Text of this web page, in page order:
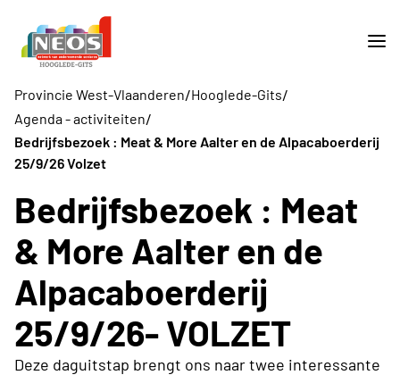
Provincie West-Vlaanderen/Hooglede-Gits/
Agenda - activiteiten/
Bedrijfsbezoek : Meat & More Aalter en de Alpacaboerderij
25/9/26 Volzet
Bedrijfsbezoek : Meat
& More Aalter en de
Alpacaboerderij
25/9/26- VOLZET
Deze daguitstap brengt ons naar twee interessante